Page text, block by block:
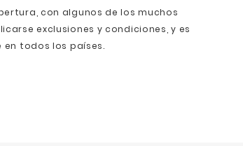
con algunos de los muchos
exclusiones y condiciones, y es
todos los países.